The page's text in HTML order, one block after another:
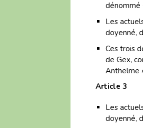
dénommé
Les
doyenné,
Ces trois
de Gex,
Anthelme
Article 3
Les
doyenné,